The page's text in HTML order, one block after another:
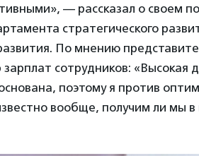
— рассказал о своем
стратегического
По мнению
сотрудников: «Высокая
поэтому я против
вообще, получим ли мы в